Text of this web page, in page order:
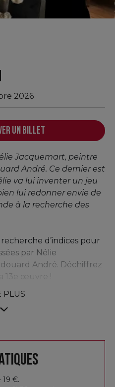
2026
un billet
Jacquemart, peintre
André. Ce dernier est
va lui inventer un jeu
lui redonner envie de
à la recherche des
d’indices pour
par Nélie
André. Déchiffrez
13e œuvre !
PLUS
19 €.